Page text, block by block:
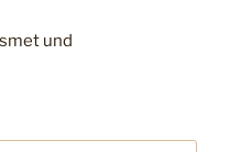
und